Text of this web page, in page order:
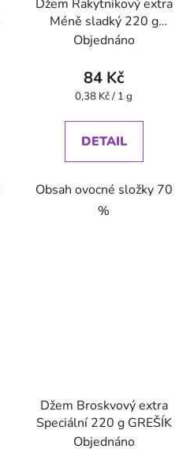
Džem Rakytníkový extra
Méně sladký 220 g
GREŠÍK
Objednáno
84 Kč
Měrná
0,38 Kč / 1 g
DETAIL
Obsah ovocné složky 70
%
Džem Broskvový extra
Speciální 220 g GREŠÍK
Objednáno